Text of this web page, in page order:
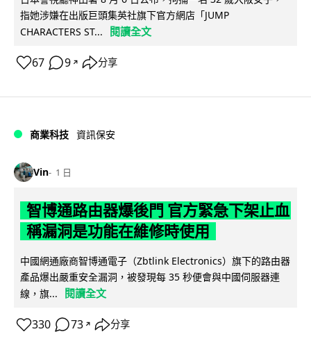
指她涉嫌在出版巨頭集英社旗下官方網店「JUMP
CHARACTERS ST...
閱讀全文
67 9 ↗ 分享
商業科技 資訊保安
Vin 1 日
智博通路由器爆後門 官方緊急下架止血
稱漏洞是功能在維修時使用
中國網通廠商智博通電子（Zbtlink Electronics）旗下的路由器
產品爆出嚴重安全漏洞，被發現每 35 秒便會與中國伺服器連
線，旗...
閱讀全文
330 73 ↗ 分享